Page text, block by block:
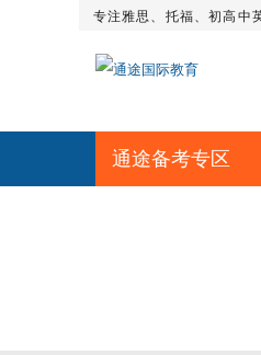
专注雅思、托福、初高中
通途备考专区